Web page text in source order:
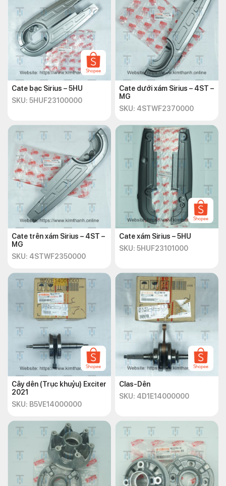
Cate bạc Sirius – 5HU
SKU: 5HUF23100000
Cate dưới xám Sirius – 4ST –
MG
SKU: 4STWF2370000
Cate trên xám Sirius – 4ST –
MG
SKU: 4STWF2350000
Cate xám Sirius – 5HU
SKU: 5HUF23101000
Cây dên (Trục khuỷu) Exciter
2021
SKU: B5VE14000000
Clas-Dên
SKU: 4D1E14000000